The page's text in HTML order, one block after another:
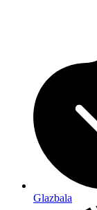
Glazbala